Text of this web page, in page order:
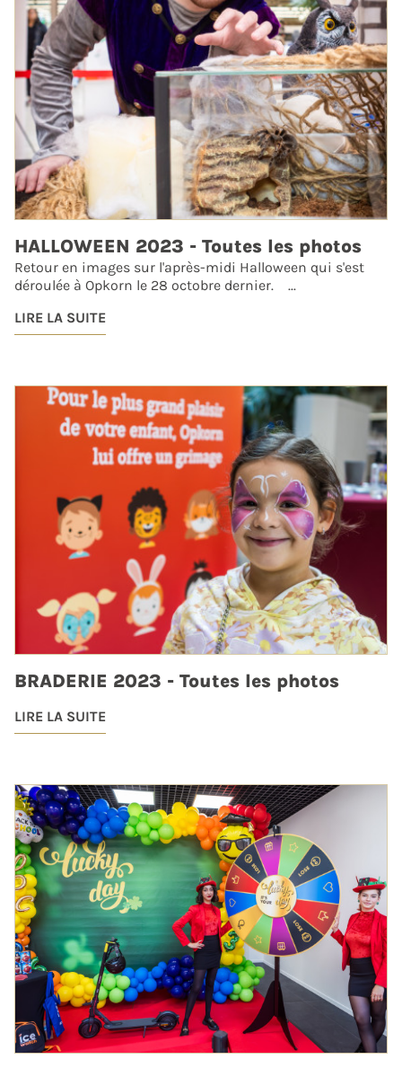
HALLOWEEN 2023 - Toutes les photos
Retour en images sur l'après-midi Halloween qui s'est
déroulée à Opkorn le 28 octobre dernier. ...
LIRE LA SUITE
BRADERIE 2023 - Toutes les photos
LIRE LA SUITE